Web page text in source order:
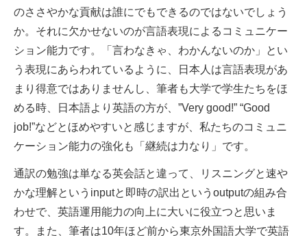
のささやかな貢献は誰にでもできるのではないでしょう
か。それに欠かせないのが言語表現によるコミュニケー
ション能力です。「言わなきゃ、わかんないのか」とい
う表現にあらわれているように、日本人は言語表現があ
まり得意ではありませんし、筆者も大学で学生たちをほ
める時、日本語より英語の方が、”Very good!” “Good
job!”などとほめやすいと感じますが、私たちのコミュニ
ケーション能力の強化も「継続は力なり」です。
通訳の勉強は単なる英会話と違って、リスニングと速や
かな理解というinputと即時の訳出というoutputの組み合
わせで、英語運用能力の向上に大いに役立つと思いま
す。また、筆者は10年ほど前から東京外国語大学で英語